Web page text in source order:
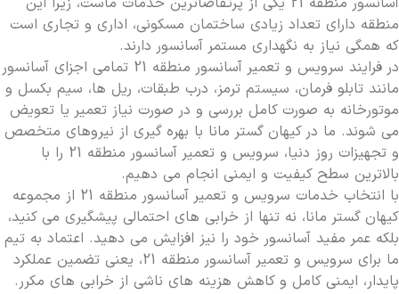
منطقه دارای تعداد زیادی ساختمان مسکونی، اداری و تجاری است
که همگی نیاز به نگهداری مستمر آسانسور دارند.
در فرایند سرویس و تعمیر آسانسور منطقه 21 تمامی اجزای آسانسور
مانند تابلو فرمان، سیستم ترمز، درب طبقات، ریل ها، سیم بکسل و
موتورخانه به صورت کامل بررسی و در صورت نیاز تعمیر یا تعویض
می شوند. ما در کیهان گستر مانا با بهره گیری از نیروهای متخصص
و تجهیزات روز دنیا، سرویس و تعمیر آسانسور منطقه 21 را با
بالاترین سطح کیفیت و ایمنی انجام می دهیم.
با انتخاب خدمات سرویس و تعمیر آسانسور منطقه 21 از مجموعه
کیهان گستر مانا، نه تنها از خرابی های احتمالی پیشگیری می کنید،
بلکه عمر مفید آسانسور خود را نیز افزایش می دهید. اعتماد به تیم
ما برای سرویس و تعمیر آسانسور منطقه 21، یعنی تضمین عملکرد
پایدار، ایمنی کامل و کاهش هزینه های ناشی از خرابی های مکرر.